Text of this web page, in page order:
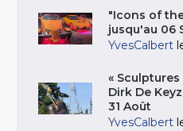
"Icons of
jusqu'au 06
YvesCalbert
«
Dirk De
31 Août
YvesCalbert